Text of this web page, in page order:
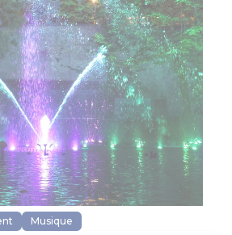
Musique